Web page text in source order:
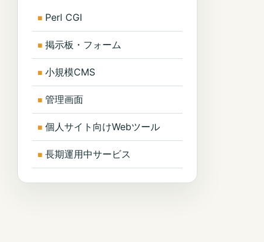
Perl CGI
掲示板・フォーム
小規模CMS
管理画面
個人サイト向けWebツール
長期運用中サービス